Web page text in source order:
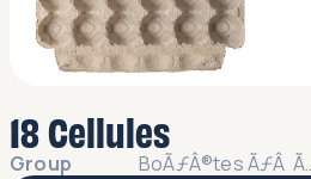
18 Cellules
Group BoÃƒÂ®tes ÃƒÂ